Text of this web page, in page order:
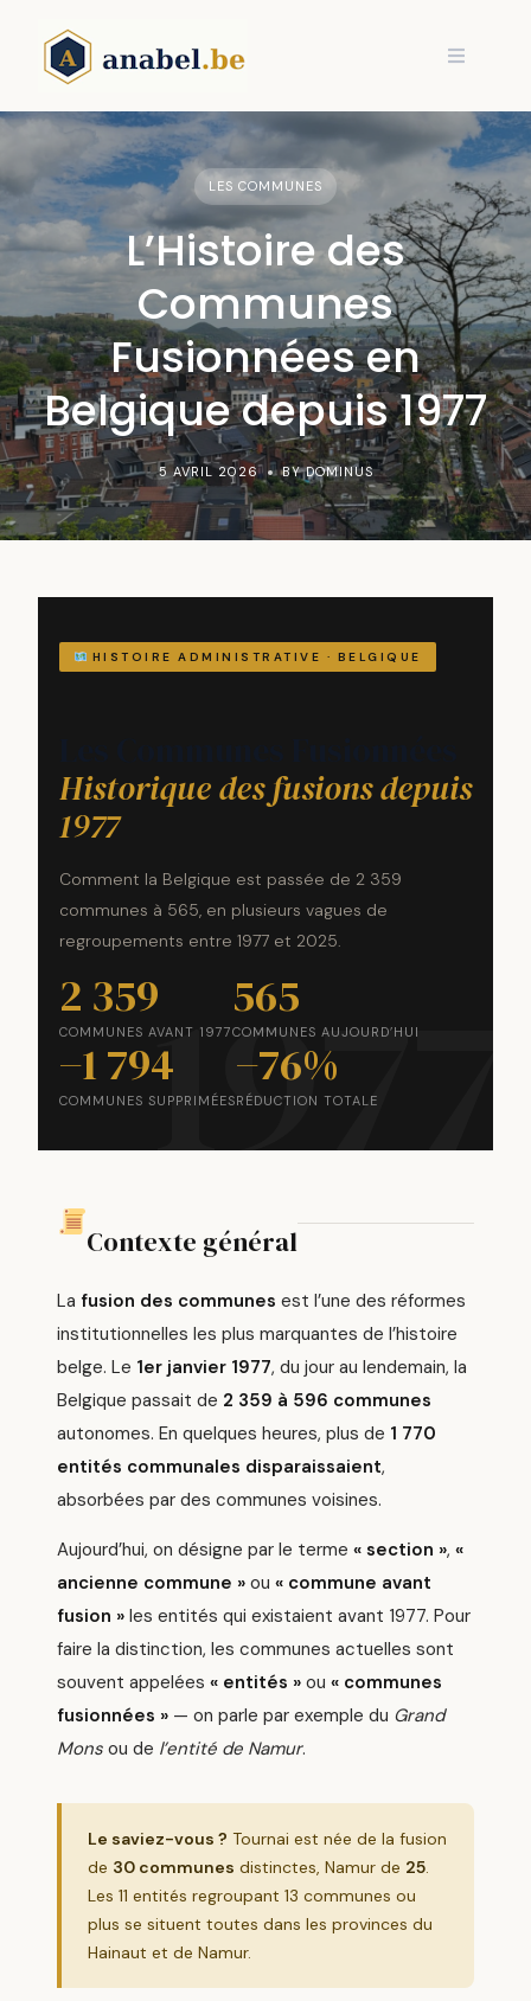
content
LES COMMUNES
L’Histoire des
Communes
Fusionnées en
Belgique depuis 1977
5 AVRIL 2026 BY DOMINUS
HISTOIRE ADMINISTRATIVE · BELGIQUE
Historique des fusions depuis
1977
Comment la Belgique est passée de 2 359
communes à 565, en plusieurs vagues de
regroupements entre 1977 et 2025.
2 359
COMMUNES AVANT 1977
565
COMMUNES AUJOURD’HUI
−1 794
COMMUNES SUPPRIMÉES
−76%
RÉDUCTION TOTALE
Contexte général
La fusion des communes est l’une des réformes
institutionnelles les plus marquantes de l’histoire
belge. Le 1er janvier 1977, du jour au lendemain, la
Belgique passait de 2 359 à 596 communes
autonomes. En quelques heures, plus de 1 770
entités communales disparaissaient,
absorbées par des communes voisines.
Aujourd’hui, on désigne par le terme « section », «
ancienne commune » ou « commune avant
fusion » les entités qui existaient avant 1977. Pour
faire la distinction, les communes actuelles sont
souvent appelées « entités » ou « communes
fusionnées » — on parle par exemple du Grand
Mons ou de l’entité de Namur.
Le saviez-vous ? Tournai est née de la fusion
de 30 communes distinctes, Namur de 25.
Les 11 entités regroupant 13 communes ou
plus se situent toutes dans les provinces du
Hainaut et de Namur.